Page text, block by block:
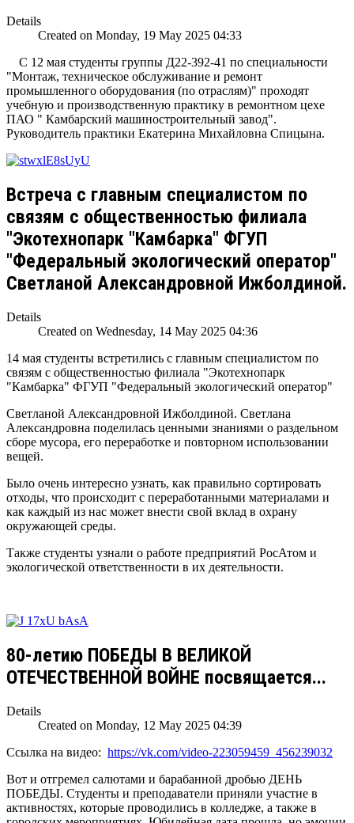
Details
Created on Monday, 19 May 2025 04:33
С 12 мая студенты группы Д22-392-41 по специальности
"Монтаж, техническое обслуживание и ремонт
промышленного оборудования (по отраслям)" проходят
учебную и производственную практику в ремонтном цехе
ПАО " Камбарский машиностроительный завод".
Руководитель практики Екатерина Михайловна Спицына.
Встреча с главным специалистом по
связям с общественностью филиала
"Экотехнопарк "Камбарка" ФГУП
"Федеральный экологический оператор"
Светланой Александровной Ижболдиной.
Details
Created on Wednesday, 14 May 2025 04:36
14 мая студенты встретились с главным специалистом по
связям с общественностью филиала "Экотехнопарк
"Камбарка" ФГУП "Федеральный экологический оператор"
Светланой Александровной Ижболдиной. Светлана
Александровна поделилась ценными знаниями о раздельном
сборе мусора, его переработке и повторном использовании
вещей.
Было очень интересно узнать, как правильно сортировать
отходы, что происходит с переработанными материалами и
как каждый из нас может внести свой вклад в охрану
окружающей среды.
Также студенты узнали о работе предприятий РосАтом и
экологической ответственности в их деятельности.
80-летию ПОБЕДЫ В ВЕЛИКОЙ
ОТЕЧЕСТВЕННОЙ ВОЙНЕ посвящается...
Details
Created on Monday, 12 May 2025 04:39
Ссылка на видео: https://vk.com/video-223059459_456239032
Вот и отгремел салютами и барабанной дробью ДЕНЬ
ПОБЕДЫ. Студенты и преподаватели приняли участие в
активностях, которые проводились в колледже, а также в